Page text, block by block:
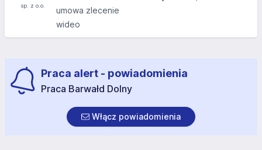
umowa zlecenie
wideo
Praca alert - powiadomienia
Praca Barwałd Dolny
Włącz powiadomienia